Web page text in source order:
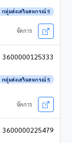
กลุ่มส่งเสริมสหกรณ์ 5
3600000125333
กลุ่มส่งเสริมสหกรณ์ 5
3600000225479